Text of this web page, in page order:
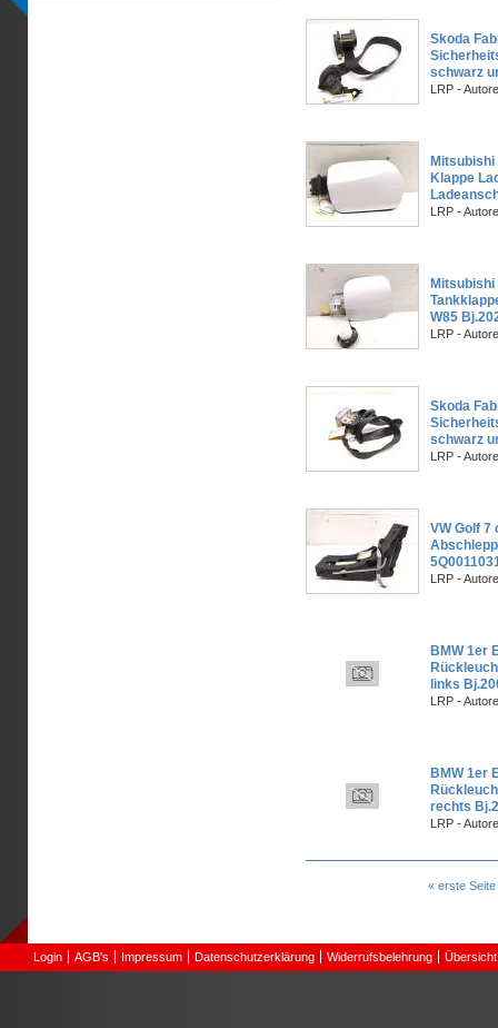
Skoda
schwarz
LRP -
Klappe
LRP -
W85
LRP -
Skoda
schwarz
LRP -
VW Golf 7
LRP -
BMW 1er
links
LRP -
BMW 1er
rechts
LRP -
« erste Seite
Login AGB's Impressum Datenschutzerklärung Widerrufsbelehrung